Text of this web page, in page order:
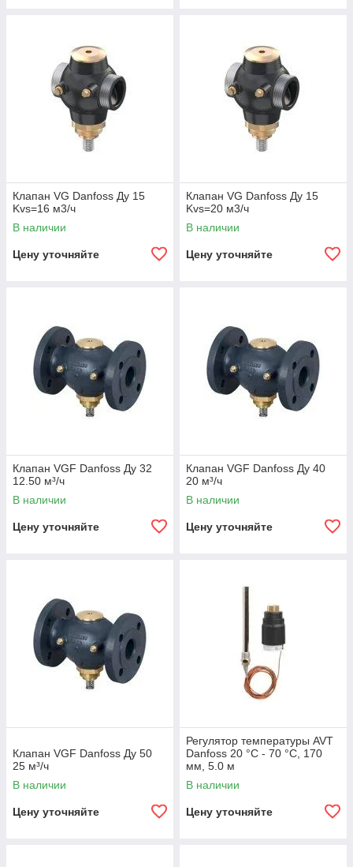
Клапан VG Danfoss Ду 15
Kvs=16 м3/ч
В наличии
Цену уточняйте
Клапан VG Danfoss Ду 15
Kvs=20 м3/ч
В наличии
Цену уточняйте
Клапан VGF Danfoss Ду 32
12.50 м³/ч
В наличии
Цену уточняйте
Клапан VGF Danfoss Ду 40
20 м³/ч
В наличии
Цену уточняйте
Клапан VGF Danfoss Ду 50
25 м³/ч
В наличии
Цену уточняйте
Регулятор температуры AVT
Danfoss 20 °C - 70 °C, 170
мм, 5.0 м
В наличии
Цену уточняйте